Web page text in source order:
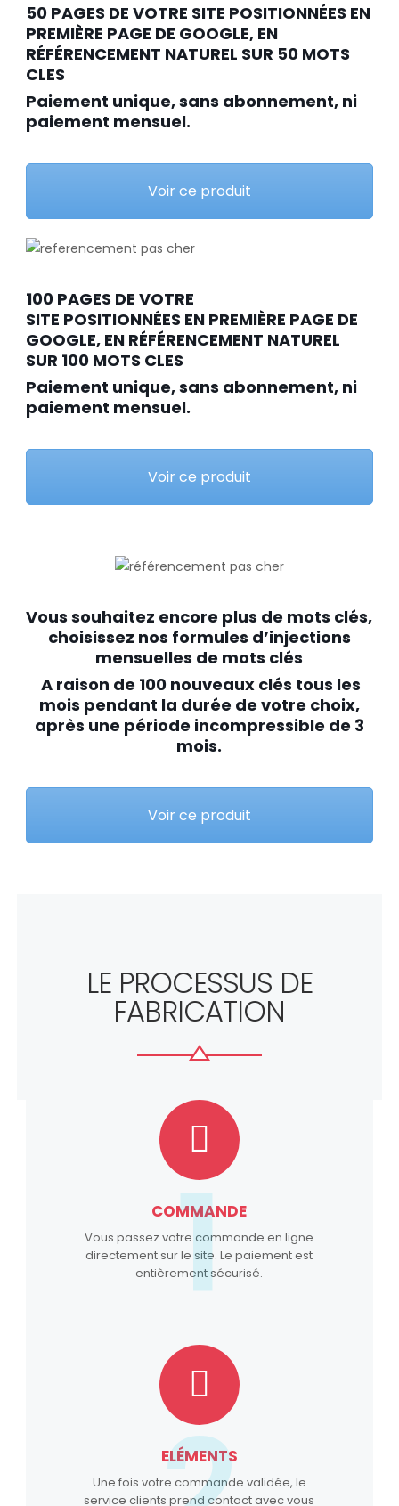
50 PAGES DE VOTRE SITE POSITIONNÉES EN
PREMIÈRE PAGE DE GOOGLE, EN
RÉFÉRENCEMENT NATUREL SUR 50 MOTS
CLES
Paiement unique, sans abonnement, ni
paiement mensuel.
Voir ce produit
100 PAGES DE VOTRE
SITE POSITIONNÉES EN PREMIÈRE PAGE DE
GOOGLE, EN RÉFÉRENCEMENT NATUREL
SUR 100 MOTS CLES
Paiement unique, sans abonnement, ni
paiement mensuel.
Voir ce produit
Vous souhaitez encore plus de mots clés,
choisissez nos formules d’injections
mensuelles de mots clés
A raison de 100 nouveaux clés tous les
mois pendant la durée de votre choix,
après une période incompressible de 3
mois.
Voir ce produit
LE PROCESSUS DE
FABRICATION
COMMANDE
Vous passez votre commande en ligne
directement sur le site. Le paiement est
entièrement sécurisé.
1
ELÉMENTS
Une fois votre commande validée, le
service clients prend contact avec vous